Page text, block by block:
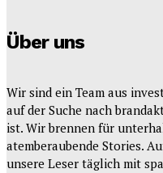
Über uns
Wir sind ein Team aus
auf der Suche nach
ist. Wir brennen für
atemberaubende Stories.
unsere Leser täglich mit